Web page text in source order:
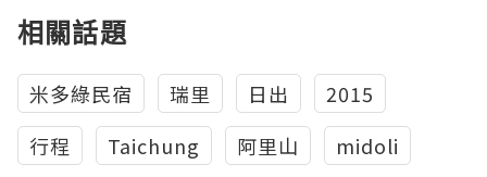
相關話題
米多綠民宿 瑞里 日出
2015
行程
Taichung 阿里山
midoli